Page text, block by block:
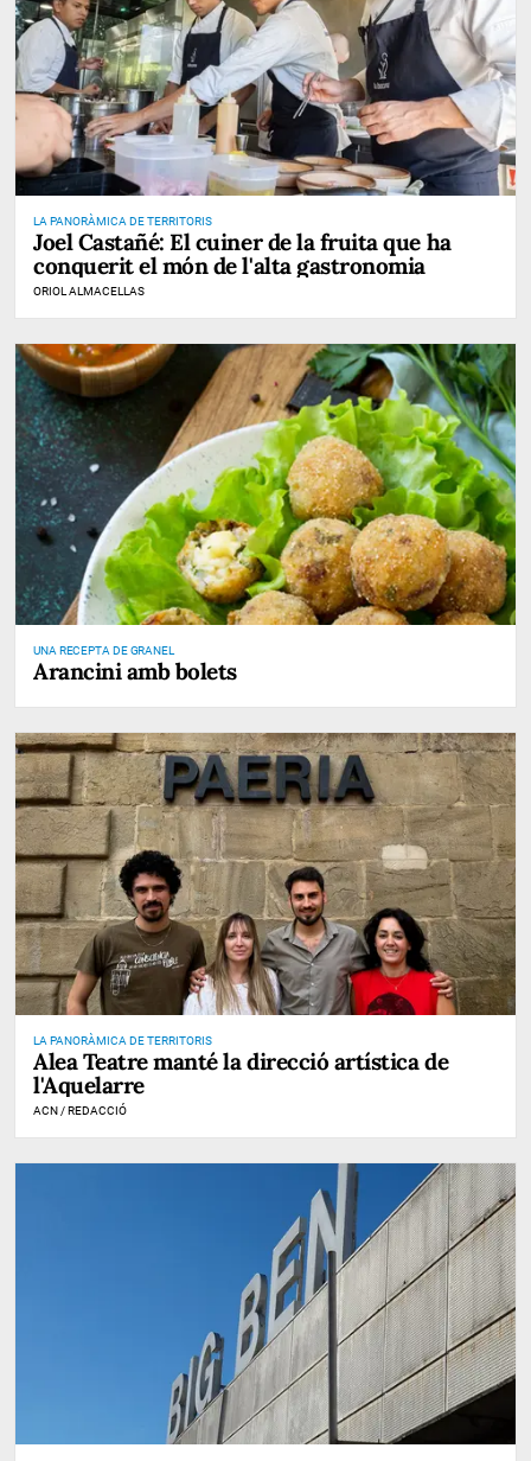
LA PANORÀMICA DE TERRITORIS
Joel Castañé: El cuiner de la fruita que ha
conquerit el món de l'alta gastronomia
ORIOL ALMACELLAS
UNA RECEPTA DE GRANEL
Arancini amb bolets
LA PANORÀMICA DE TERRITORIS
Alea Teatre manté la direcció artística de
l'Aquelarre
ACN / REDACCIÓ